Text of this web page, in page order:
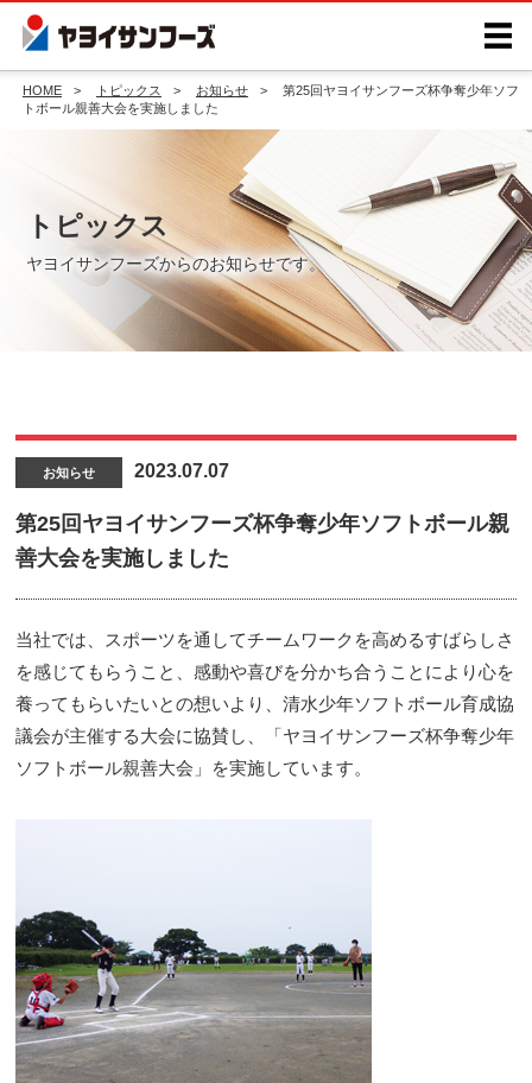
HOME トピックス お知らせ
第25回ヤヨイサンフーズ杯争奪少年ソフ
トボール親善大会を実施しました
トピックス
ヤヨイサンフーズからのお知らせです。
お知らせ 2023.07.07
第25回ヤヨイサンフーズ杯争奪少年ソフトボール親
善大会を実施しました
当社では、スポーツを通してチームワークを高めるすばらしさ
を感じてもらうこと、感動や喜びを分かち合うことにより心を
養ってもらいたいとの想いより、清水少年ソフトボール育成協
議会が主催する大会に協賛し、「ヤヨイサンフーズ杯争奪少年
ソフトボール親善大会」を実施しています。